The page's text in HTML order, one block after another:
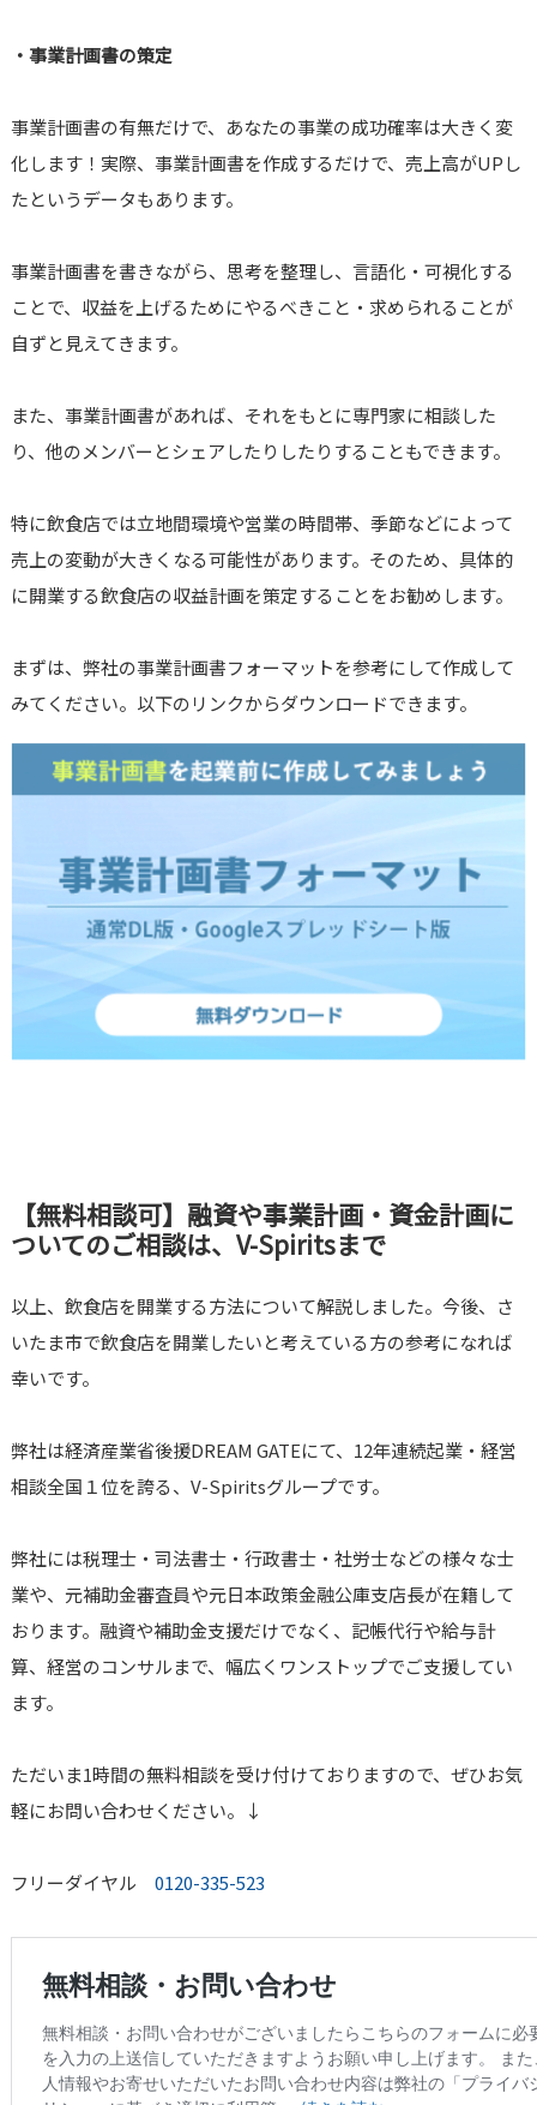
・事業計画書の策定
事業計画書の有無だけで、あなたの事業の成功確率は大きく変
化します！実際、事業計画書を作成するだけで、売上高がUPし
たというデータもあります。
事業計画書を書きながら、思考を整理し、言語化・可視化する
ことで、収益を上げるためにやるべきこと・求められることが
自ずと見えてきます。
また、事業計画書があれば、それをもとに専門家に相談した
り、他のメンバーとシェアしたりしたりすることもできます。
特に飲食店では立地間環境や営業の時間帯、季節などによって
売上の変動が大きくなる可能性があります。そのため、具体的
に開業する飲食店の収益計画を策定することをお勧めします。
まずは、弊社の事業計画書フォーマットを参考にして作成して
みてください。以下のリンクからダウンロードできます。
【無料相談可】融資や事業計画・資金計画に
ついてのご相談は、V-Spiritsまで
以上、飲食店を開業する方法について解説しました。今後、さ
いたま市で飲食店を開業したいと考えている方の参考になれば
幸いです。
弊社は経済産業省後援DREAM GATEにて、12年連続起業・経営
相談全国１位を誇る、V-Spiritsグループです。
弊社には税理士・司法書士・行政書士・社労士などの様々な士
業や、元補助金審査員や元日本政策金融公庫支店長が在籍して
おります。融資や補助金支援だけでなく、記帳代行や給与計
算、経営のコンサルまで、幅広くワンストップでご支援してい
ます。
ただいま1時間の無料相談を受け付けておりますので、ぜひお気
軽にお問い合わせください。↓
フリーダイヤル 0120-335-523